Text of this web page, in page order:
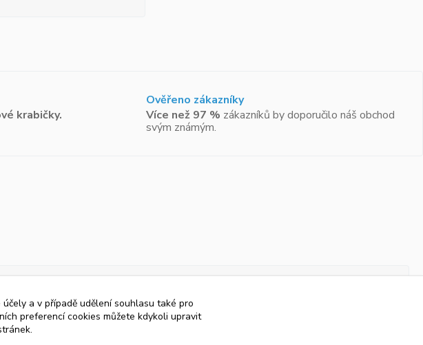
krabičky.
Ověřeno zákazníky
Více než 97 % zákazníků by doporučilo náš obchod
svým známým.
a v případě udělení souhlasu také pro
preferencí cookies můžete kdykoli upravit